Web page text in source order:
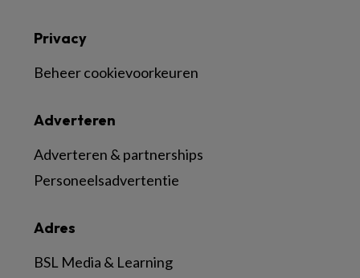
Adres
BSL Media & Learning
Adverteren
Adverteren & partnerships
Personeelsadvertentie
Privacy
Beheer cookievoorkeuren